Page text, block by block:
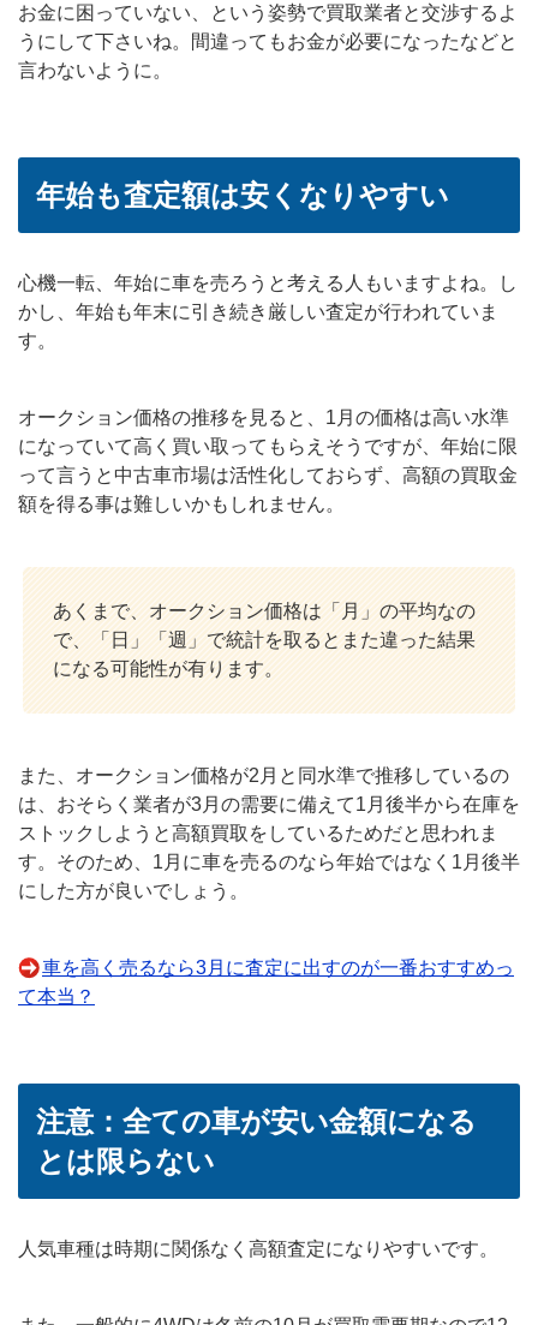
お金に困っていない、という姿勢で買取業者と交渉するよ
うにして下さいね。間違ってもお金が必要になったなどと
言わないように。
年始も査定額は安くなりやすい
心機一転、年始に車を売ろうと考える人もいますよね。し
かし、年始も年末に引き続き厳しい査定が行われていま
す。
オークション価格の推移を見ると、1月の価格は高い水準
になっていて高く買い取ってもらえそうですが、年始に限
って言うと中古車市場は活性化しておらず、高額の買取金
額を得る事は難しいかもしれません。
あくまで、オークション価格は「月」の平均なの
で、「日」「週」で統計を取るとまた違った結果
になる可能性が有ります。
また、オークション価格が2月と同水準で推移しているの
は、おそらく業者が3月の需要に備えて1月後半から在庫を
ストックしようと高額買取をしているためだと思われま
す。そのため、1月に車を売るのなら年始ではなく1月後半
にした方が良いでしょう。
車を高く売るなら3月に査定に出すのが一番おすすめっ
て本当？
注意：全ての車が安い金額になる
とは限らない
人気車種は時期に関係なく高額査定になりやすいです。